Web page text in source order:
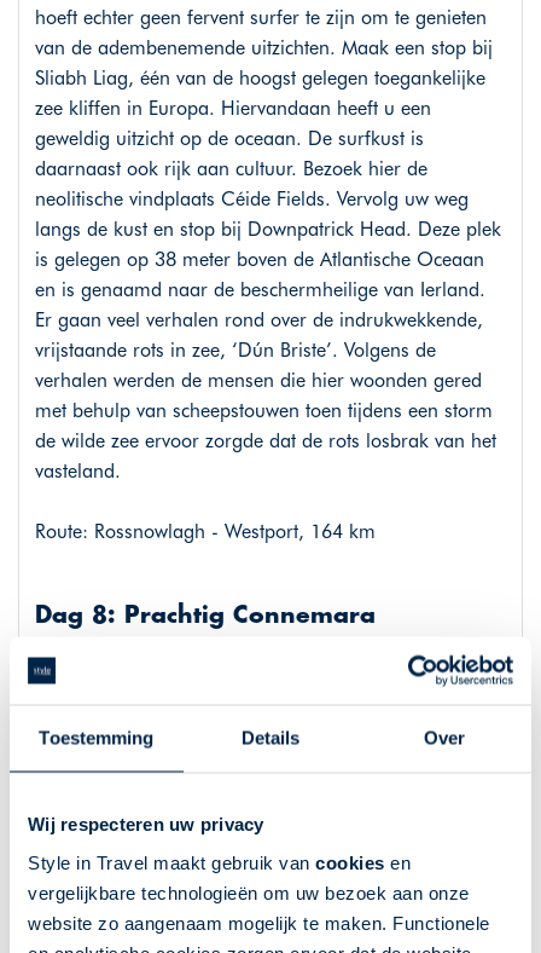
Toestemming Details Over
Wij respecteren uw privacy
Style in Travel maakt gebruik van cookies en
vergelijkbare technologieën om uw bezoek aan onze
website zo aangenaam mogelijk te maken. Functionele
hoeft echter geen fervent surfer te zijn om te genieten
van de adembenemende uitzichten. Maak een stop bij
Sliabh Liag, één van de hoogst gelegen toegankelijke
zee kliffen in Europa. Hiervandaan heeft u een
geweldig uitzicht op de oceaan. De surfkust is
daarnaast ook rijk aan cultuur. Bezoek hier de
neolitische vindplaats Céide Fields. Vervolg uw weg
langs de kust en stop bij Downpatrick Head. Deze plek
is gelegen op 38 meter boven de Atlantische Oceaan
en is genaamd naar de beschermheilige van Ierland.
Er gaan veel verhalen rond over de indrukwekkende,
vrijstaande rots in zee, ‘Dún Briste’. Volgens de
verhalen werden de mensen die hier woonden gered
met behulp van scheepstouwen toen tijdens een storm
de wilde zee ervoor zorgde dat de rots losbrak van het
vasteland.
Route: Rossnowlagh - Westport, 164 km
Dag 8: Prachtig Connemara
Ga vandaag op ontdekkingstocht in het prachtige
over slingerende landweggetjes en bezoek de
er met de Engelse taal prima terecht. Wandel over de
en de beroemde pieken van de Twelve Ben Mountains.
Bezoek Kylemore Abbey, een ode aan de liefde.